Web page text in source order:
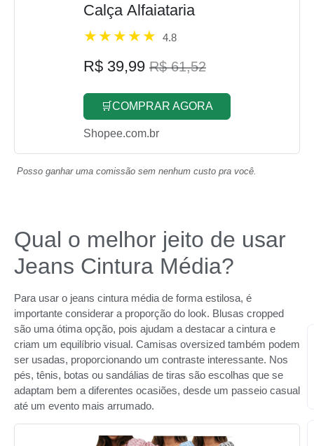
Calça Alfaiataria
4.8
R$ 39,99 R$ 61,52
🛒COMPRAR AGORA
Shopee.com.br
Posso ganhar uma comissão sem nenhum custo pra você.
Qual o melhor jeito de usar
Jeans Cintura Média?
Para usar o jeans cintura média de forma estilosa, é
importante considerar a proporção do look. Blusas cropped
são uma ótima opção, pois ajudam a destacar a cintura e
criam um equilíbrio visual. Camisas oversized também podem
ser usadas, proporcionando um contraste interessante. Nos
pés, tênis, botas ou sandálias de tiras são escolhas que se
adaptam bem a diferentes ocasiões, desde um passeio casual
até um evento mais arrumado.